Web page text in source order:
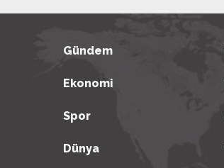
Gündem
Ekonomi
Spor
Dünya